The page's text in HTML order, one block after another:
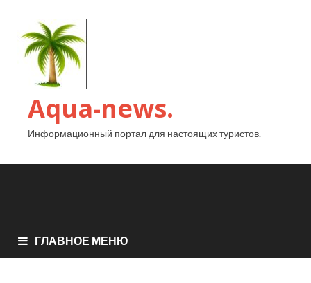
Aqua-news.
Информационный портал для настоящих туристов.
ГЛАВНОЕ МЕНЮ